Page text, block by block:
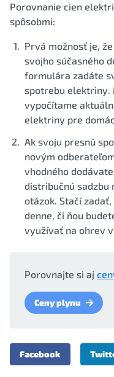
Porovnanie cien
spôsobmi:
Prvá možnosť je,
svojho súčasného
formulára zadáte
spotrebu elektriny.
vypočítame
elektriny pre
Ak svoju presnú
novým
vhodného
distribučnú sadzbu
otázok. Stačí
denne, či ňou
využívať na ohrev
Porovnajte si aj
Ceny plynu
Facebook